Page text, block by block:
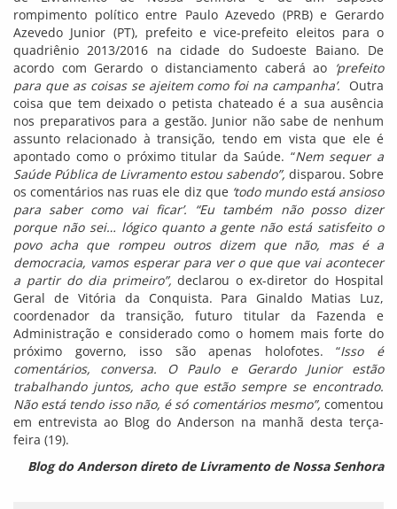
rompimento político entre Paulo Azevedo (PRB) e Gerardo
Azevedo Junior (PT), prefeito e vice-prefeito eleitos para o
quadriênio 2013/2016 na cidade do Sudoeste Baiano. De
acordo com Gerardo o distanciamento caberá ao ‘prefeito
para que as coisas se ajeitem como foi na campanha’. Outra
coisa que tem deixado o petista chateado é a sua ausência
nos preparativos para a gestão. Junior não sabe de nenhum
assunto relacionado à transição, tendo em vista que ele é
apontado como o próximo titular da Saúde. “Nem sequer a
Saúde Pública de Livramento estou sabendo”, disparou. Sobre
os comentários nas ruas ele diz que ‘todo mundo está ansioso
para saber como vai ficar’. “Eu também não posso dizer
porque não sei… lógico quanto a gente não está satisfeito o
povo acha que rompeu outros dizem que não, mas é a
democracia, vamos esperar para ver o que que vai acontecer
a partir do dia primeiro”, declarou o ex-diretor do Hospital
Geral de Vitória da Conquista. Para Ginaldo Matias Luz,
coordenador da transição, futuro titular da Fazenda e
Administração e considerado como o homem mais forte do
próximo governo, isso são apenas holofotes. “Isso é
comentários, conversa. O Paulo e Gerardo Junior estão
trabalhando juntos, acho que estão sempre se encontrado.
Não está tendo isso não, é só comentários mesmo”, comentou
em entrevista ao Blog do Anderson na manhã desta terça-
feira (19).
Blog do Anderson direto de Livramento de Nossa Senhora